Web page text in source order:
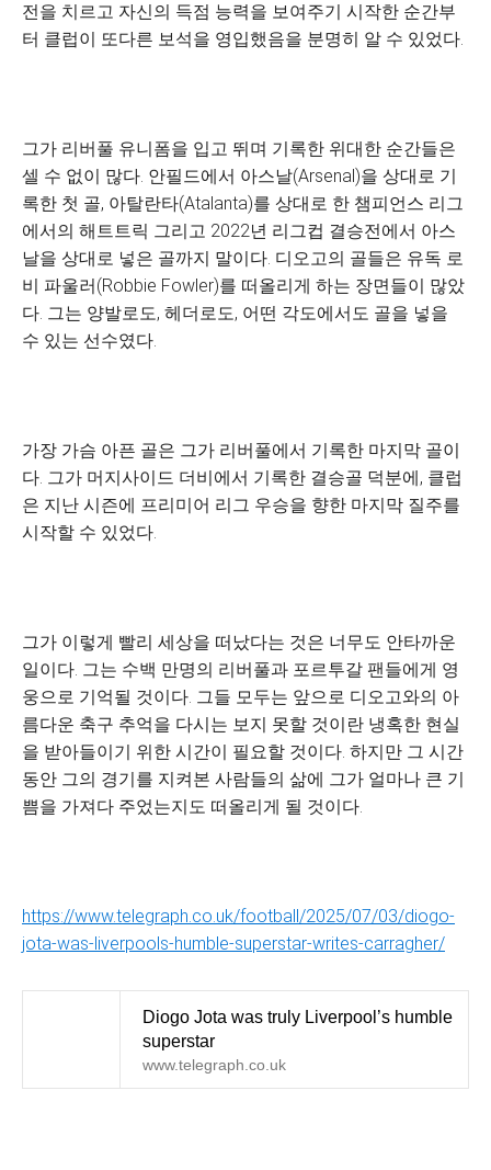
전을 치르고 자신의 득점 능력을 보여주기 시작한 순간부
터 클럽이 또다른 보석을 영입했음을 분명히 알 수 있었다.
그가 리버풀 유니폼을 입고 뛰며 기록한 위대한 순간들은
셀 수 없이 많다. 안필드에서 아스날(Arsenal)을 상대로 기
록한 첫 골, 아탈란타(Atalanta)를 상대로 한 챔피언스 리그
에서의 해트트릭 그리고 2022년 리그컵 결승전에서 아스
날을 상대로 넣은 골까지 말이다. 디오고의 골들은 유독 로
비 파울러(Robbie Fowler)를 떠올리게 하는 장면들이 많았
다. 그는 양발로도, 헤더로도, 어떤 각도에서도 골을 넣을
수 있는 선수였다.
가장 가슴 아픈 골은 그가 리버풀에서 기록한 마지막 골이
다. 그가 머지사이드 더비에서 기록한 결승골 덕분에, 클럽
은 지난 시즌에 프리미어 리그 우승을 향한 마지막 질주를
시작할 수 있었다.
그가 이렇게 빨리 세상을 떠났다는 것은 너무도 안타까운
일이다. 그는 수백 만명의 리버풀과 포르투갈 팬들에게 영
웅으로 기억될 것이다. 그들 모두는 앞으로 디오고와의 아
름다운 축구 추억을 다시는 보지 못할 것이란 냉혹한 현실
을 받아들이기 위한 시간이 필요할 것이다. 하지만 그 시간
동안 그의 경기를 지켜본 사람들의 삶에 그가 얼마나 큰 기
쁨을 가져다 주었는지도 떠올리게 될 것이다.
https://www.telegraph.co.uk/football/2025/07/03/diogo-
jota-was-liverpools-humble-superstar-writes-carragher/
Diogo Jota was truly Liverpool’s humble
superstar
www.telegraph.co.uk